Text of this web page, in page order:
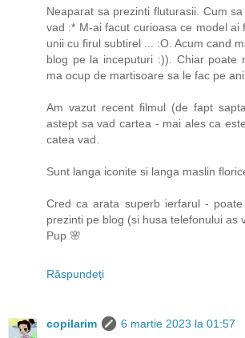
Neaparat sa prezinti fluturasii. Cum
vad :* M-ai facut curioasa ce model ai
unii cu firul subtirel ... :O. Acum cand
blog pe la inceputuri :)). Chiar poate
ma ocup de martisoare sa le fac pe ani
Am vazut recent filmul (de fapt
astept sa vad cartea - mai ales ca
catea vad.
Sunt langa iconite si langa maslin
Cred ca arata superb ierfarul -
prezinti pe blog (si husa telefonului as
Pup 🌸
Răspundeți
copilarim
6 martie 2023 la 01:57